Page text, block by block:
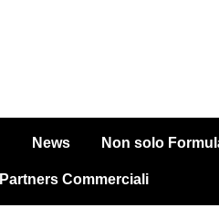
News Non solo
Partners Commerciali